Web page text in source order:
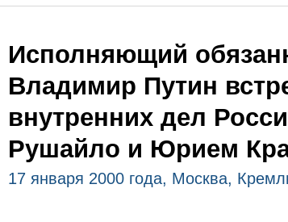
Исполняющий
Владимир Путин
внутренних дел
Рушайло и Юрием
17 января 2000 года, Москва,